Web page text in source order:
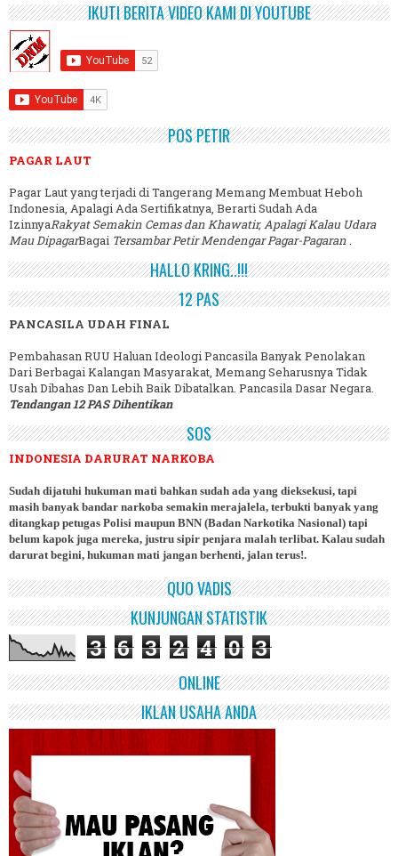
IKUTI BERITA VIDEO KAMI DI YOUTUBE
POS PETIR
PAGAR LAUT
Pagar Laut yang terjadi di Tangerang Memang Membuat Heboh
Indonesia, Apalagi Ada Sertifikatnya, Berarti Sudah Ada
IzinnyaRakyat Semakin Cemas dan Khawatir, Apalagi Kalau Udara
Mau DipagarBagai Tersambar Petir Mendengar Pagar-Pagaran.
HALLO KRING..!!!
12 PAS
PANCASILA UDAH FINAL
Pembahasan RUU Haluan Ideologi Pancasila Banyak Penolakan
Dari Berbagai Kalangan Masyarakat, Memang Seharusnya Tidak
Usah Dibahas Dan Lebih Baik Dibatalkan. Pancasila Dasar Negara.
Tendangan 12 PAS Dihentikan
SOS
INDONESIA DARURAT NARKOBA
Sudah dijatuhi hukuman mati bahkan sudah ada yang dieksekusi, tapi
masih banyak bandar narkoba semakin merajalela, terbukti banyak yang
ditangkap petugas Polisi maupun BNN (Badan Narkotika Nasional) tapi
belum kapok juga mereka, justru sipir penjara malah terlibat. Kalau sudah
darurat begini, hukuman mati jangan berhenti, jalan terus!.
QUO VADIS
KUNJUNGAN STATISTIK
3 6 3 2 4 0 3
ONLINE
IKLAN USAHA ANDA